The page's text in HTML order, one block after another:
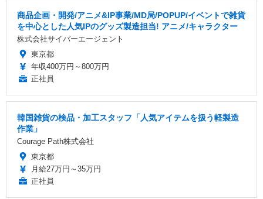
商品企画・開発/アニメ&IP事業/MD局/POPUP/イベントで雑貨
を中心とした人気IPのグッズ製造担当! アニメ/キャラクター
株式会社サイバーエージェント
東京都
年収400万円～800万円
正社員
韓国雑貨の検品・加工スタッフ「人気アイテムを扱う軽製造
作業」
Courage Path株式会社
東京都
月給27万円～35万円
正社員